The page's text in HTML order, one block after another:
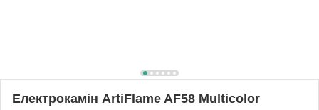
Електрокамін ArtiFlame AF58 Multicolor